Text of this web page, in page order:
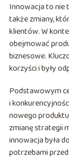
Innowacja to nie
także zmiany,
klientów. W
obejmować
biznesowe.
korzyści i były
Podstawowym
i
nowego
zmianę strategii
innowacja była
potrzebami